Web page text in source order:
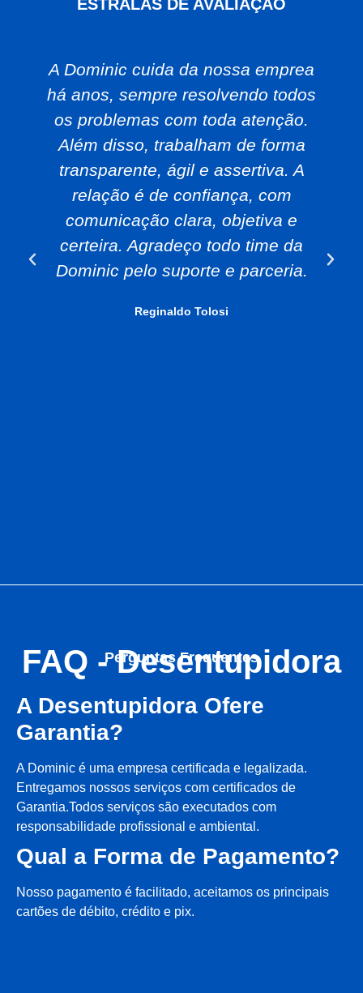
ESTRALAS DE AVALIAÇÃO
A Dominic cuida da nossa emprea
há anos, sempre resolvendo todos
os problemas com toda atenção.
Além disso, trabalham de forma
transparente, ágil e assertiva. A
relação é de confiança, com
comunicação clara, objetiva e
certeira. Agradeço todo time da
Dominic pelo suporte e parceria.
Reginaldo Tolosi
Perguntas Frequentes
FAQ - Desentupidora
A Desentupidora Ofere
Garantia?
A Dominic é uma empresa certificada e legalizada.
Entregamos nossos serviços com certificados de
Garantia.Todos serviços são executados com
responsabilidade profissional e ambiental.
Qual a Forma de Pagamento?
Nosso pagamento é facilitado, aceitamos os principais
cartões de débito, crédito e pix.